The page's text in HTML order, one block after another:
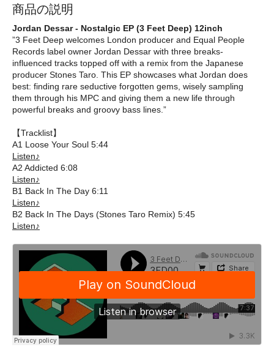
商品の説明
Jordan Dessar - Nostalgic EP (3 Feet Deep) 12inch
”3 Feet Deep welcomes London producer and Equal People
Records label owner Jordan Dessar with three breaks-
influenced tracks topped off with a remix from the Japanese
producer Stones Taro. This EP showcases what Jordan does
best: finding rare seductive forgotten gems, wisely sampling
them through his MPC and giving them a new life through
powerful breaks and groovy bass lines.”
【Tracklist】
A1 Loose Your Soul 5:44
Listen♪
A2 Addicted 6:08
Listen♪
B1 Back In The Day 6:11
Listen♪
B2 Back In The Days (Stones Taro Remix) 5:45
Listen♪